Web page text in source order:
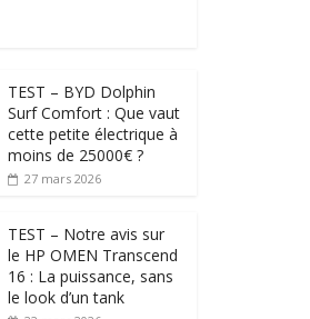
TEST – BYD Dolphin
Surf Comfort : Que vaut
cette petite électrique à
moins de 25000€ ?
27 mars 2026
TEST – Notre avis sur
le HP OMEN Transcend
16 : La puissance, sans
le look d’un tank